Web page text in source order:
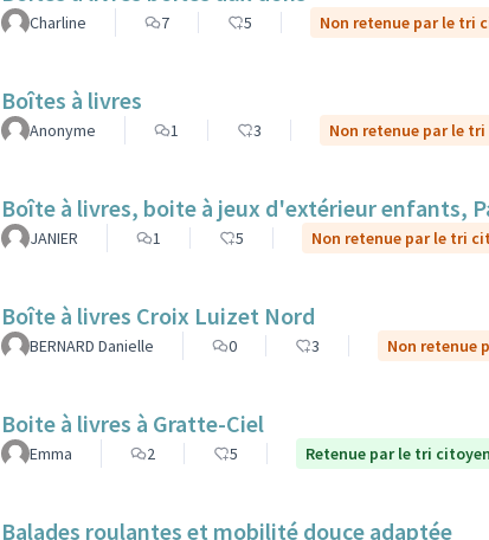
Charline 7 5 Non retenue par le tri
Boîtes à livres
Anonyme 1 3 Non retenue par le
Boîte à livres, boite à jeux d'extérieur enfants,
JANIER 1 5 Non retenue par le tri
Boîte à livres Croix Luizet Nord
BERNARD Danielle 0 3 Non retenue
Boite à livres à Gratte-Ciel
Emma 2 5 Retenue par le tri citoyen
Balades roulantes et mobilité douce adaptée